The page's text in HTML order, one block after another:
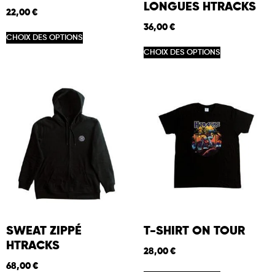
22,00 €
CHOIX DES OPTIONS
LONGUES HTRACKS
36,00 €
CHOIX DES OPTIONS
SWEAT ZIPPÉ
HTRACKS
68,00 €
T-SHIRT ON TOUR
28,00 €